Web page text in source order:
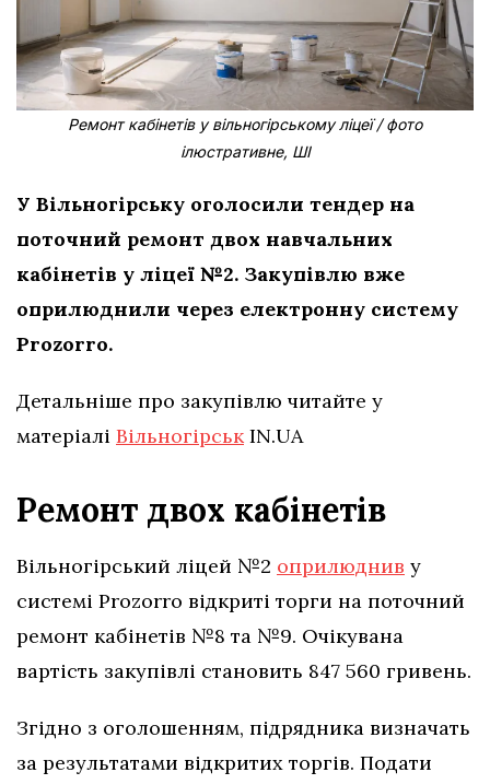
Ремонт кабінетів у вільногірському ліцеї / фото
ілюстративне, ШІ
У Вільногірську оголосили тендер на
поточний ремонт двох навчальних
кабінетів у ліцеї №2. Закупівлю вже
оприлюднили через електронну систему
Prozorro.
Детальніше про закупівлю читайте у
матеріалі ВільногірськIN.UA
Ремонт двох кабінетів
Вільногірський ліцей №2 оприлюднив у
системі Prozorro відкриті торги на поточний
ремонт кабінетів №8 та №9. Очікувана
вартість закупівлі становить 847 560 гривень.
Згідно з оголошенням, підрядника визначать
за результатами відкритих торгів. Подати